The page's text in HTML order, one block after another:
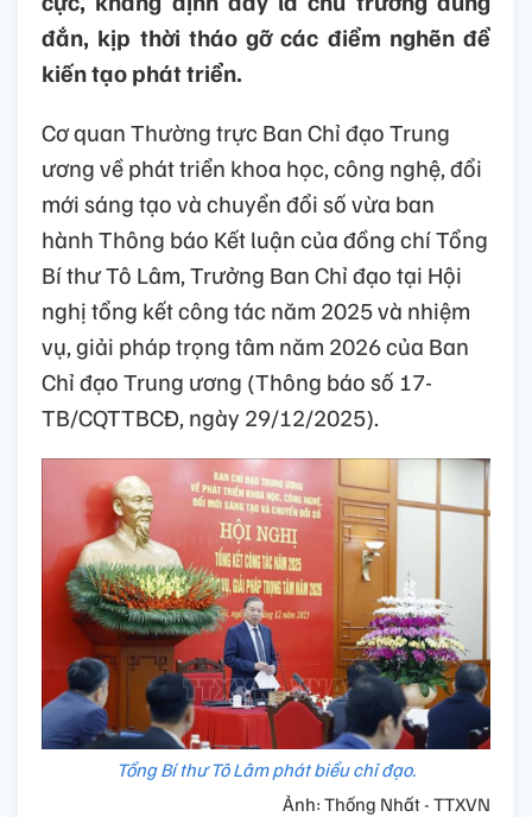
đắn, kịp thời tháo gỡ các điểm nghẽn để
kiến tạo phát triển.
Cơ quan Thường trực Ban Chỉ đạo Trung
ương về phát triển khoa học, công nghệ, đổi
mới sáng tạo và chuyển đổi số vừa ban
hành Thông báo Kết luận của đồng chí Tổng
Bí thư Tô Lâm, Trưởng Ban Chỉ đạo tại Hội
nghị tổng kết công tác năm 2025 và nhiệm
vụ, giải pháp trọng tâm năm 2026 của Ban
Chỉ đạo Trung ương (Thông báo số 17-
TB/CQTTBCĐ, ngày 29/12/2025).
Tổng Bí thư Tô Lâm phát biểu chỉ đạo.
Ảnh: Thống Nhất - TTXVN